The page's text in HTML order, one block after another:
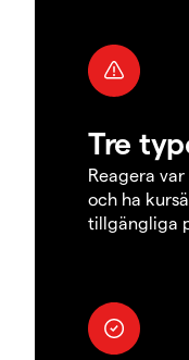
Tre
Reagera
och ha
tillgängliga